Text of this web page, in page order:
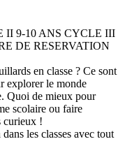
II 9-10 ANS CYCLE III
DE RESERVATION
en classe ? Ce sont
explorer le monde
Quoi de mieux pour
scolaire ou faire
curieux !
les classes avec tout